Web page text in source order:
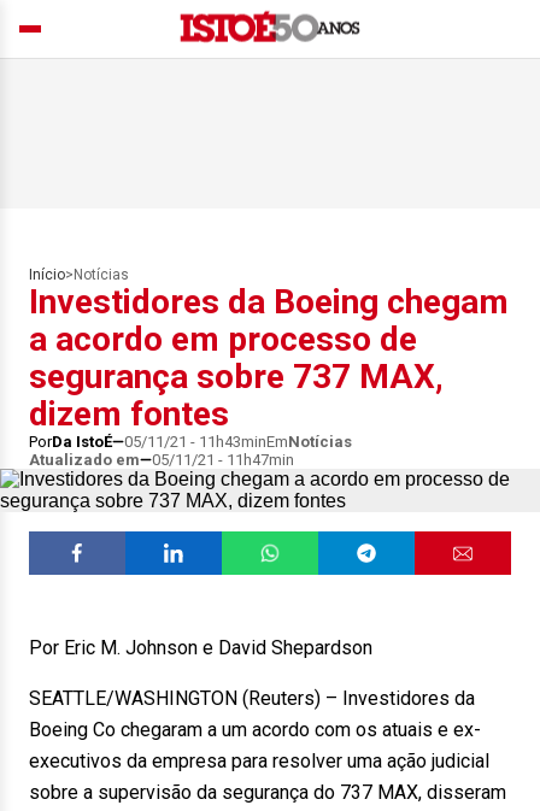
Início> Notícias
Investidores da Boeing chegam
a acordo em processo de
segurança sobre 737 MAX,
dizem fontes
PorDa IstoÉ 05/11/21 - 11h43minEmNotícias
Atualizado em
05/11/21 - 11h47min
Por Eric M. Johnson e David Shepardson
SEATTLE/WASHINGTON (Reuters) – Investidores da
Boeing Co chegaram a um acordo com os atuais e ex-
executivos da empresa para resolver uma ação judicial
sobre a supervisão da segurança do 737 MAX, disseram